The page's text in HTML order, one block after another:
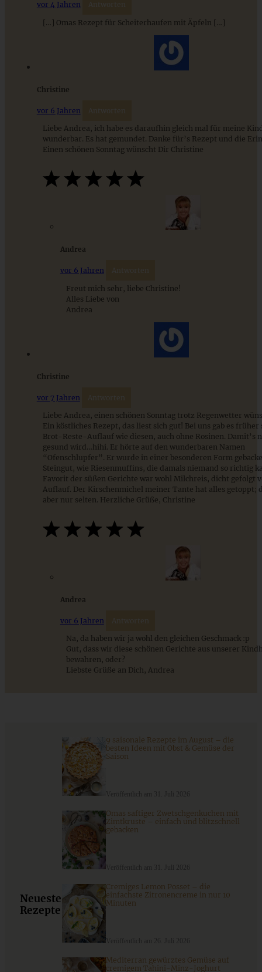
ZUM BEITRAG
Omas blitzschneller und saftiger Apfelkompott-
Winterlicher Spekulatius-Bratapfel-Crumble im Glas
9 saisonale Rezepte im August – die besten Ideen mit Obst
& Gemüse der Saison
ZUM BEITRAG
Stracciatella-Quarkcreme mit Kirschgrütze - einfaches
Dessert im Glas
ZUM BEITRAG
vor 4 Jahren Antworten
[…] Omas Rezept für Scheiterhaufen mit Äpfeln […]
Christine
vor 6 Jahren Antworten
Liebe Andrea, ich habe es daraufhin gleich mal für meine
wunderbar. Es hat gemundet. Danke für’s Rezept und die
Einen schönen Sonntag wünscht Dir Christine
Andrea
vor 6 Jahren Antworten
Freut mich sehr, liebe Christine!
Alles Liebe von
Andrea
Christine
vor 7 Jahren Antworten
Liebe Andrea, einen schönen Sonntag trotz Regenwetter
Ein köstliches Rezept, das liest sich gut! Bei uns gab es früher
Brot-Reste-Auflauf wie diesen, auch ohne Rosinen. Damit’s
gesund wird…hihi. Er hörte auf den wunderbaren Namen
“Ofenschlupfer”. Er wurde in einer besonderen Form
Steingut, wie Riesenmuffins, die damals niemand so richtig
Favorit der süßen Gerichte war wohl Milchreis, dicht gefolgt
Auflauf. Der Kirschenmichel meiner Tante hat alles getoppt;
aber nur selten. Herzliche Grüße, Christine
Andrea
vor 6 Jahren Antworten
Na, da haben wir ja wohl den gleichen Geschmack :p
Gut, dass wir diese schönen Gerichte aus unserer
bewahren, oder?
Liebste Grüße an Dich, Andrea
Neueste
Rezepte
9 saisonale Rezepte im August – die
besten Ideen mit Obst & Gemüse der
Saison
Omas saftiger Zwetschgenkuchen mit
Zimtkruste – einfach und blitzschnell
gebacken
Cremiges Lemon Posset – die
einfachste Zitronencreme in nur 10
Minuten
Mediterran gewürztes Gemüse auf
cremigem Tahini-Minz-Joghurt